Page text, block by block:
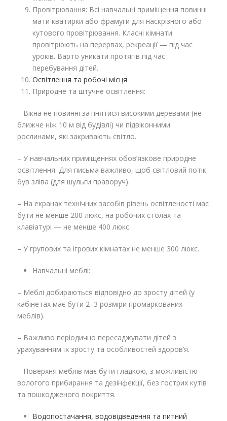
Провітрювання: Всі навчальні приміщення повинні
мати кватирки або фрамуги для наскрізного або
кутового провітрювання. Класні кімнати
провітрюють на перервах, рекреації — під час
уроків. Варто уникати протягів під час
перебування дітей.
Освітлення та робочі місця
Природне та штучне освітлення:
– Вікна не повинні затінятися високими деревами (не
ближче ніж 10 м від будівлі) чи підвіконними
рослинами, які закривають світло.
– У навчальних приміщеннях обов’язкове природне
освітлення. Для письма важливо, щоб світловий потік
був зліва (для шульги праворуч).
– На екранах технічних засобів рівень освітленості має
бути не менше 200 люкс, на робочих столах та
клавіатурі — не менше 400 люкс.
– У групових та ігрових кімнатах не менше 300 люкс.
Навчальні меблі:
– Меблі добираються відповідно до зросту дітей (у
кабінетах має бути 2–3 розміри промаркованих
меблів).
– Важливо періодично пересаджувати дітей з
урахуванням їх зросту та особливостей здоров’я.
– Поверхня меблів має бути гладкою, з можливістю
вологого прибирання та дезінфекції, без гострих кутів
та пошкодженого покриття.
Водопостачання, водовідведення та питний